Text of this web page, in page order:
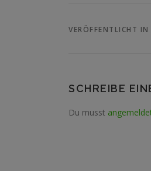
VERÖFFENTLICHT IN
SCHREIBE
Du musst